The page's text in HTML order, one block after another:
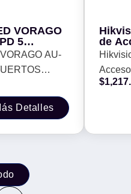
VORAGO
5
3.0AU-
-
Detalles
de
$